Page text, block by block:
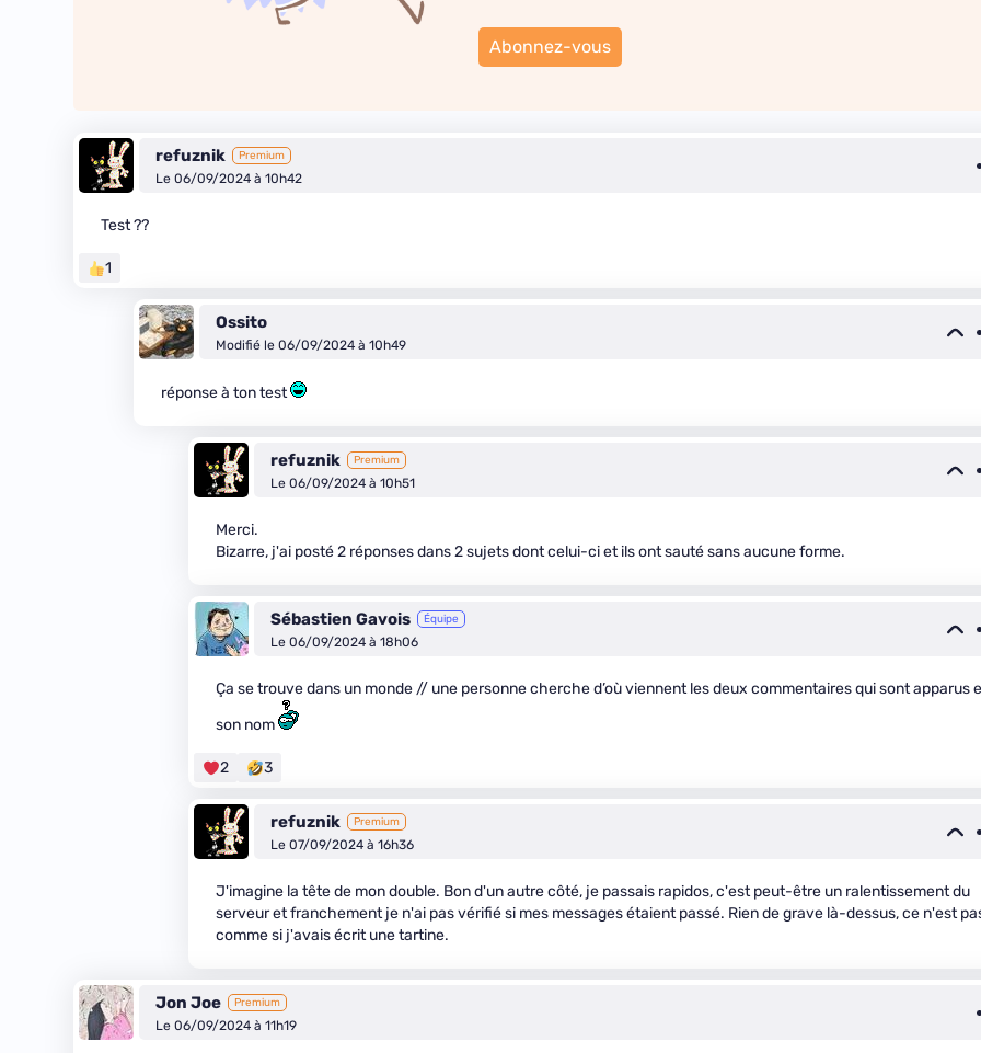
Abonnez-vous
refuznik Premium
Le 06/09/2024 à 10h42
Test ??
1
Ossito
Modifié le 06/09/2024 à 10h49
réponse à ton test
refuznik Premium
Le 06/09/2024 à 10h51
Merci.
Bizarre, j'ai posté 2 réponses dans 2 sujets dont celui-ci et ils ont sauté sans aucune forme.
Sébastien Gavois Équipe
Le 06/09/2024 à 18h06
Ça se trouve dans un monde // une personne cherche d’où viennent les deux commentaires qui sont apparus
son nom
2 3
refuznik Premium
Le 07/09/2024 à 16h36
J'imagine la tête de mon double. Bon d'un autre côté, je passais rapidos, c'est peut-être un ralentissement du
serveur et franchement je n'ai pas vérifié si mes messages étaient passé. Rien de grave là-dessus, ce n'est
comme si j'avais écrit une tartine.
Jon Joe Premium
Le 06/09/2024 à 11h19